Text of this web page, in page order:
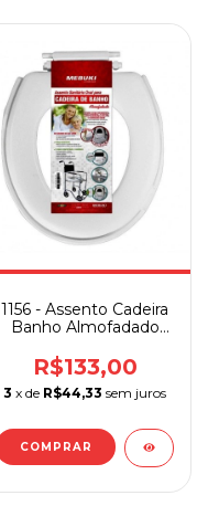
1156 - Assento Cadeira
Banho Almofadado
R$133,00
3 x de R$44,33 sem juros